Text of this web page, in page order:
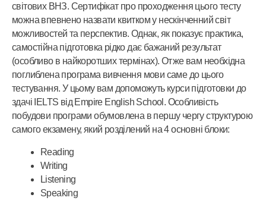
світових ВНЗ. Сертифікат про проходження цього тесту
можна впевнено назвати квитком у нескінченний світ
можливостей та перспектив. Однак, як показує практика,
самостійна підготовка рідко дає бажаний результат
(особливо в найкоротших термінах). Отже вам необхідна
поглиблена програма вивчення мови саме до цього
тестування. У цьому вам допоможуть курси підготовки до
здачі IELTS від Empire English School. Особливість
побудови програми обумовлена в першу чергу структурою
самого екзамену, який розділений на 4 основні блоки:
Reading
Writing
Listening
Speaking